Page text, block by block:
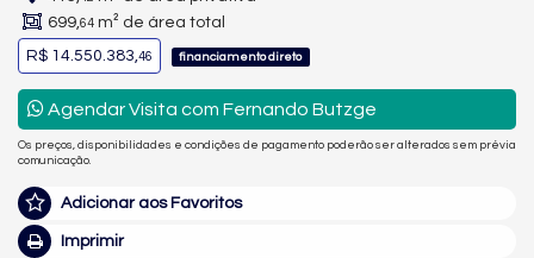
699,64 m² de área total
R$ 14.550.383,46 financiamento direto
Agendar Visita com Fernando Butzge
Os preços, disponibilidades e condições de pagamento poderão ser alterados sem prévia
comunicação.
Adicionar aos Favoritos
Imprimir